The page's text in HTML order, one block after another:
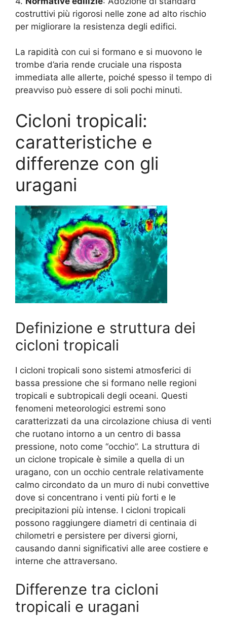
costruttivi più rigorosi nelle zone ad alto rischio
per migliorare la resistenza degli edifici.
La rapidità con cui si formano e si muovono le
trombe d’aria rende cruciale una risposta
immediata alle allerte, poiché spesso il tempo di
preavviso può essere di soli pochi minuti.
Cicloni tropicali:
caratteristiche e
differenze con gli
uragani
Definizione e struttura dei
cicloni tropicali
I cicloni tropicali sono sistemi atmosferici di
bassa pressione che si formano nelle regioni
tropicali e subtropicali degli oceani. Questi
fenomeni meteorologici estremi sono
caratterizzati da una circolazione chiusa di venti
che ruotano intorno a un centro di bassa
pressione, noto come “occhio”. La struttura di
un ciclone tropicale è simile a quella di un
uragano, con un occhio centrale relativamente
calmo circondato da un muro di nubi convettive
dove si concentrano i venti più forti e le
precipitazioni più intense. I cicloni tropicali
possono raggiungere diametri di centinaia di
chilometri e persistere per diversi giorni,
causando danni significativi alle aree costiere e
interne che attraversano.
Differenze tra cicloni
tropicali e uragani